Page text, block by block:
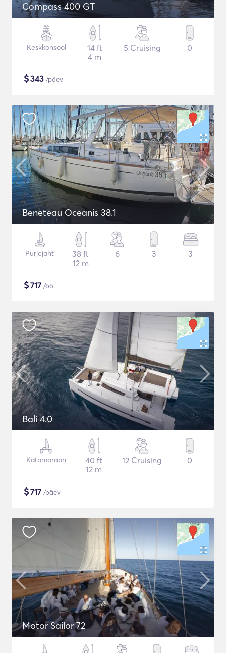
Compass 400 GT
Keskkonsool
14 ft
4 m
5 Cruising 0
$343 /päev
Beneteau Oceanis 38.1
Purjejaht
38 ft
12 m
6 3 3
$717 /öö
Bali 4.0
Katamaraan
40 ft
12 m
12 Cruising 0
$717 /päev
Motor Sailor 72